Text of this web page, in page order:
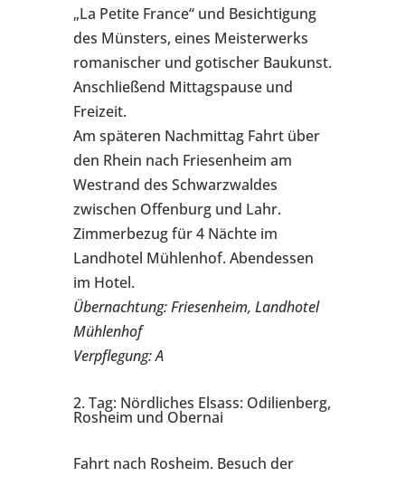
„La Petite France“ und Besichtigung
des Münsters, eines Meisterwerks
romanischer und gotischer Baukunst.
Anschließend Mittagspause und
Freizeit.
Am späteren Nachmittag Fahrt über
den Rhein nach Friesenheim am
Westrand des Schwarzwaldes
zwischen Offenburg und Lahr.
Zimmerbezug für 4 Nächte im
Landhotel Mühlenhof. Abendessen
im Hotel.
Übernachtung: Friesenheim, Landhotel
Mühlenhof
Verpflegung: A
2. Tag: Nördliches Elsass: Odilienberg,
Rosheim und Obernai
Fahrt nach Rosheim. Besuch der